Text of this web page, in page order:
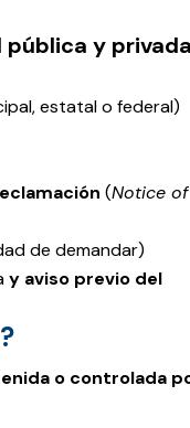
pública y privada
estatal o federal)
(Notice of
de demandar)
y aviso previo del
o controlada